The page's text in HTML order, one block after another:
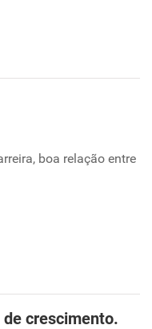
boa relação entre
crescimento.